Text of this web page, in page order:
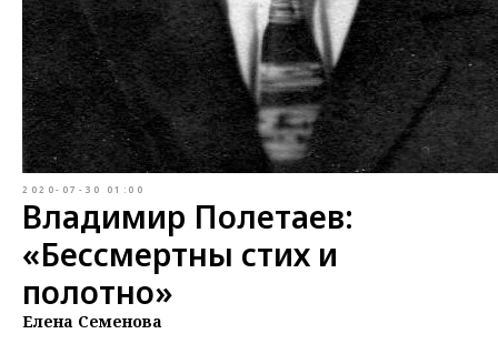
2020-07-30 01:00
Владимир Полетаев:
«Бессмертны стих и
полотно»
Елена Семенова